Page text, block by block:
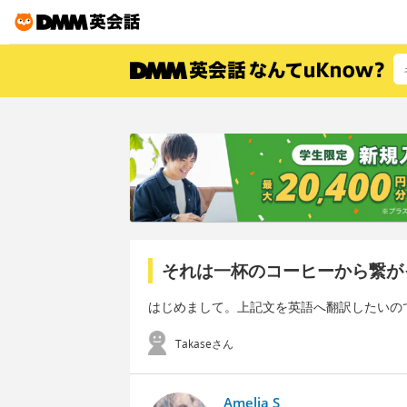
それは一杯のコーヒーから繋
はじめまして。上記文を英語へ翻訳したい
Takaseさん
Amelia S